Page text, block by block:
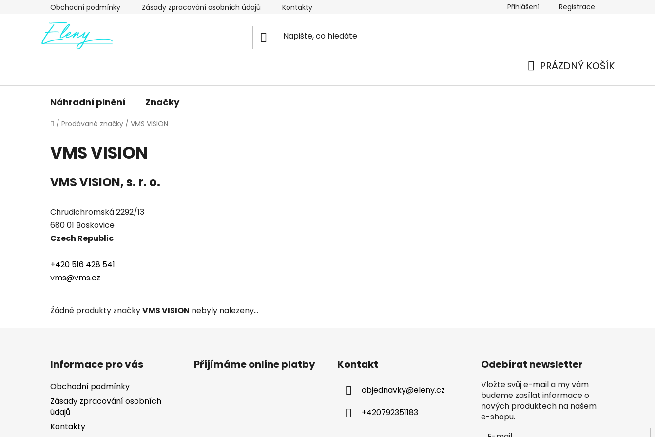
Obchodní podmínky Zásady zpracování osobních údajů Kontakty Náhradní plnění Moje objednávka
Přihlášení Registrace
PRÁZDNÝ KOŠÍK
Náhradní plnění Značky
Domů
/ Prodávané značky / VMS VISION
VMS VISION
VMS VISION, s. r. o.
Chrudichromská 2292/13
680 01 Boskovice
Czech Republic
+420 516 428 541
vms@vms.cz
Žádné produkty značkyVMS VISION nebyly nalezeny...
Informace pro vás
Obchodní podmínky
Zásady zpracování osobních
údajů
Kontakty
Přijímáme online platby Kontakt
objednavky@eleny.cz
+420792351183
Odebírat newsletter
Vložte svůj e-mail a my vám
budeme zasílat informace o
nových produktech na našem
e-shopu.